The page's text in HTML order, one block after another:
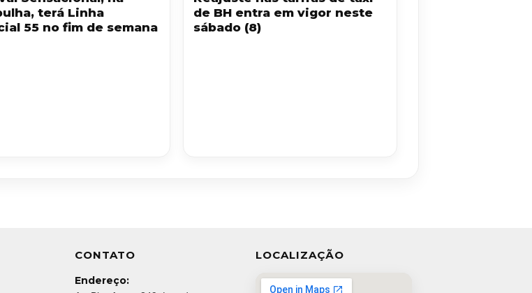
terá Linha
55 no fim de semana
de BH entra em vigor neste
sábado (8)
CONTATO
Endereço:
LOCALIZAÇÃO